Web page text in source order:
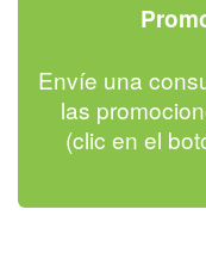
Envíe una
las
(clic en el